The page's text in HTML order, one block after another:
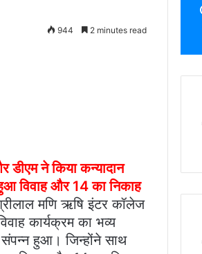
944 2 minutes read
डीएम ने किया कन्यादान
विवाह और 14 का निकाह
मणि ऋषि इंटर कॉलेज
कार्यक्रम का भव्य
हुआ। जिन्होंने साथ